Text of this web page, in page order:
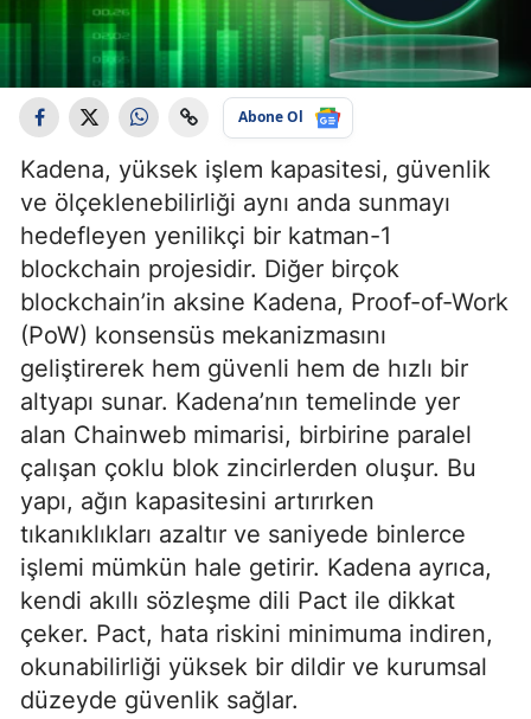
Abone Ol
Kadena, yüksek işlem kapasitesi, güvenlik
ve ölçeklenebilirliği aynı anda sunmayı
hedefleyen yenilikçi bir katman-1
blockchain projesidir. Diğer birçok
blockchain’in aksine Kadena, Proof-of-Work
(PoW) konsensüs mekanizmasını
geliştirerek hem güvenli hem de hızlı bir
altyapı sunar. Kadena’nın temelinde yer
alan Chainweb mimarisi, birbirine paralel
çalışan çoklu blok zincirlerden oluşur. Bu
yapı, ağın kapasitesini artırırken
tıkanıklıkları azaltır ve saniyede binlerce
işlemi mümkün hale getirir. Kadena ayrıca,
kendi akıllı sözleşme dili Pact ile dikkat
çeker. Pact, hata riskini minimuma indiren,
okunabilirliği yüksek bir dildir ve kurumsal
düzeyde güvenlik sağlar.